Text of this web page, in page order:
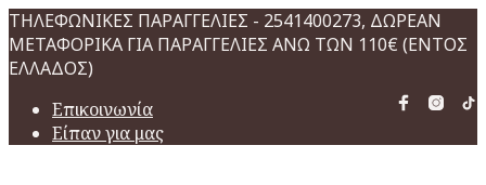
ΤΗΛΕΦΩΝΙΚΕΣ ΠΑΡΑΓΓΕΛΙΕΣ - 2541400273, ΔΩΡΕΑΝ
ΜΕΤΑΦΟΡΙΚΑ ΓΙΑ ΠΑΡΑΓΓΕΛΙΕΣ ΑΝΩ ΤΩΝ 110€ (ΕΝΤΟΣ
ΕΛΛΑΔΟΣ)
Επικοινωνία
Είπαν για μας